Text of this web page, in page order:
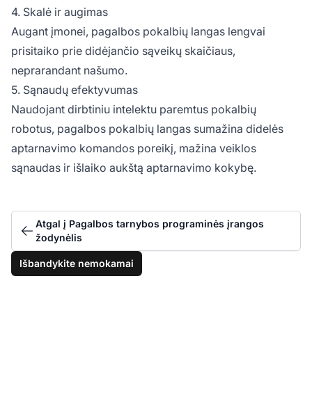
4. Skalė ir augimas
Augant įmonei, pagalbos pokalbių langas lengvai
prisitaiko prie didėjančio sąveikų skaičiaus,
neprarandant našumo.
5. Sąnaudų efektyvumas
Naudojant dirbtiniu intelektu paremtus pokalbių
robotus, pagalbos pokalbių langas sumažina didelės
aptarnavimo komandos poreikį, mažina veiklos
sąnaudas ir išlaiko aukštą aptarnavimo kokybę.
Atgal į Pagalbos tarnybos programinės įrangos
žodynėlis
Išbandykite nemokamai